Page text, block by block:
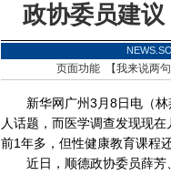
政协委员建
页面功能 【我来说两句
新华网广州3月8日电（林燕
人话题，而医学调查发现现
前1年多，但性健康教育课程
近日，顺德政协委员薛芳